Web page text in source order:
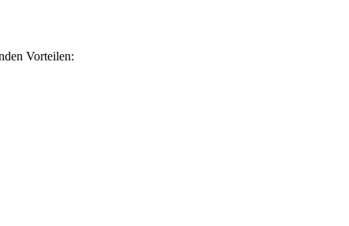
Vorteilen: